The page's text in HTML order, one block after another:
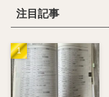
注目記事